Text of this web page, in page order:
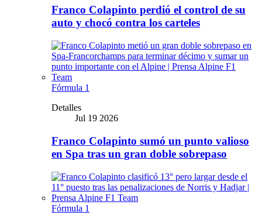
Franco Colapinto perdió el control de su
auto y chocó contra los carteles
Fórmula 1
Detalles
Jul 19 2026
Franco Colapinto sumó un punto valioso
en Spa tras un gran doble sobrepaso
Fórmula 1